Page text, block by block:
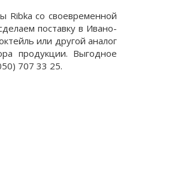
Ribka со своевременной
поставку в Ивано-
или другой аналог
продукции. Выгодное
707 33 25.